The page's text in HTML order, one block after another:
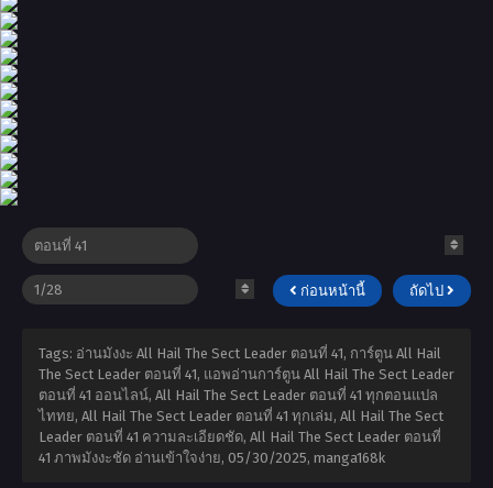
ก่อนหน้านี้ ถัดไป
Tags: อ่านมังงะ All Hail The Sect Leader ตอนที่ 41, การ์ตูน All Hail
The Sect Leader ตอนที่ 41, แอพอ่านการ์ตูน All Hail The Sect Leader
ตอนที่ 41 ออนไลน์, All Hail The Sect Leader ตอนที่ 41 ทุกตอนแปล
ไททย, All Hail The Sect Leader ตอนที่ 41 ทุกเล่ม, All Hail The Sect
Leader ตอนที่ 41 ความละเอียดชัด, All Hail The Sect Leader ตอนที่
41 ภาพมังงะชัด อ่านเข้าใจง่าย, 05/30/2025, manga168k